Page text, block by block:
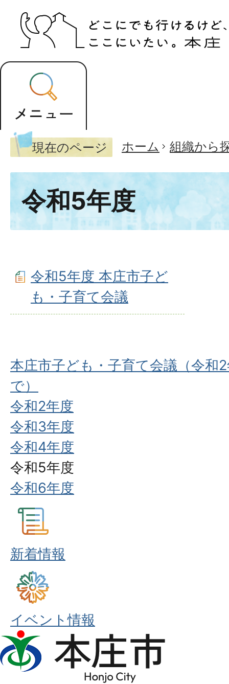
現在のページ ホーム 組織から
令和5年度
令和5年度 本庄市子ど
も・子育て会議
本庄市子ども・子育て会議（令和
で）
令和2年度
令和3年度
令和4年度
令和5年度
令和6年度
新着情報
イベント情報
本
庄